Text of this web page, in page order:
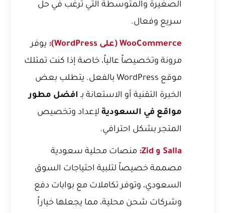
الصغيرة والمتوسطة التي ترغب في حل
سريع وفعال.
WooCommerce (على WordPress):
يوفر
مرونة وتخصيصاً عالياً، خاصة إذا كنت تمتلك
موقع WordPress بالفعل. يتطلب بعض
الخبرة التقنية أو الاستعانة بـ افضل مطور
مواقع في السعودية لإعداد وتخصيص
المتجر بشكل احترافي.
Salla و Zid:
منصات محلية سعودية
مصممة خصيصاً لتلبية احتياجات السوق
السعودي، وتوفر تكاملات مع بوابات دفع
وشركات شحن محلية، مما يجعلها خياراً